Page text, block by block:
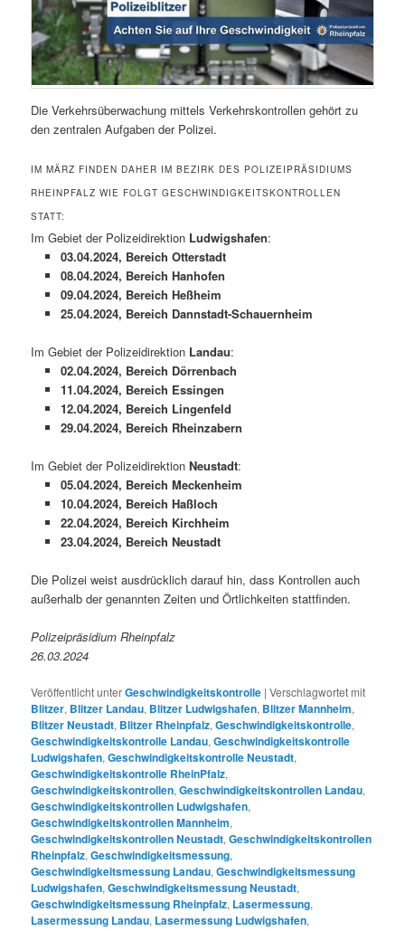
Die Verkehrsüberwachung mittels Verkehrskontrollen gehört zu
den zentralen Aufgaben der Polizei.
IM MÄRZ FINDEN DAHER IM BEZIRK DES POLIZEIPRÄSIDIUMS
RHEINPFALZ WIE FOLGT GESCHWINDIGKEITSKONTROLLEN
STATT:
Im Gebiet der Polizeidirektion Ludwigshafen:
03.04.2024, Bereich Otterstadt
08.04.2024, Bereich Hanhofen
09.04.2024, Bereich Heßheim
25.04.2024, Bereich Dannstadt-Schauernheim
Im Gebiet der Polizeidirektion Landau:
02.04.2024, Bereich Dörrenbach
11.04.2024, Bereich Essingen
12.04.2024, Bereich Lingenfeld
29.04.2024, Bereich Rheinzabern
Im Gebiet der PolizeidirektionNeustadt:
05.04.2024, Bereich Meckenheim
10.04.2024, Bereich Haßloch
22.04.2024, Bereich Kirchheim
23.04.2024, Bereich Neustadt
Die Polizei weist ausdrücklich darauf hin, dass Kontrollen auch
außerhalb der genannten Zeiten und Örtlichkeiten stattfinden.
Polizeipräsidium Rheinpfalz
26.03.2024
Veröffentlicht unterGeschwindigkeitskontrolle |Verschlagwortet mit
Blitzer, Blitzer Landau, Blitzer Ludwigshafen, Blitzer Mannheim,
Blitzer Neustadt, Blitzer Rheinpfalz,Geschwindigkeitskontrolle,
Geschwindigkeitskontrolle Landau,Geschwindigkeitskontrolle
Ludwigshafen,Geschwindigkeitskontrolle Neustadt,
Geschwindigkeitskontrolle RheinPfalz,
Geschwindigkeitskontrollen,Geschwindigkeitskontrollen Landau,
Geschwindigkeitskontrollen Ludwigshafen,
Geschwindigkeitskontrollen Mannheim,
Geschwindigkeitskontrollen Neustadt,Geschwindigkeitskontrollen
Rheinpfalz,Geschwindigkeitsmessung,
Geschwindigkeitsmessung Landau,Geschwindigkeitsmessung
Ludwigshafen,Geschwindigkeitsmessung Neustadt,
Geschwindigkeitsmessung Rheinpfalz, Lasermessung,
Lasermessung Landau, Lasermessung Ludwigshafen,